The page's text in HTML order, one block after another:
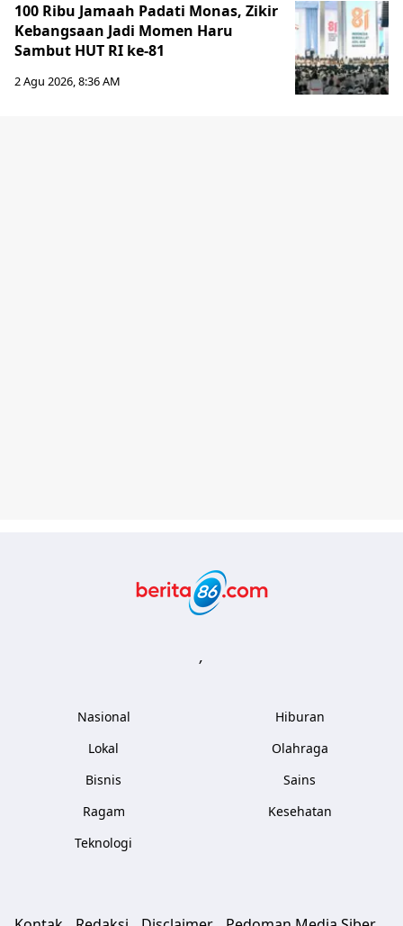
100 Ribu Jamaah Padati Monas, Zikir
Kebangsaan Jadi Momen Haru
Sambut HUT RI ke-81
2 Agu 2026, 8:36 AM
,
Nasional
Lokal
Bisnis
Ragam
Teknologi
Hiburan
Olahraga
Sains
Kesehatan